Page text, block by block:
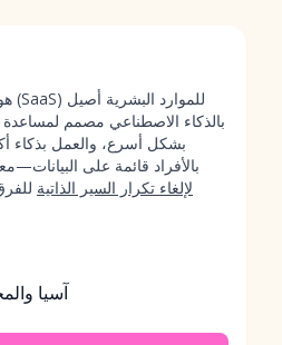
بالذكاء الاصطناعي مصمم
بشكل أسرع، والعمل بذكاء
بالأفراد قائمة على
منصات ATS لإلغاء تكرار السير الذاتية
آسيا